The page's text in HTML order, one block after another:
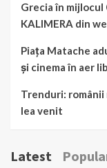
Grecia în mijlocul
KALIMERA din
Piața Matache
și cinema în aer
Trenduri: românii
lea venit
Latest